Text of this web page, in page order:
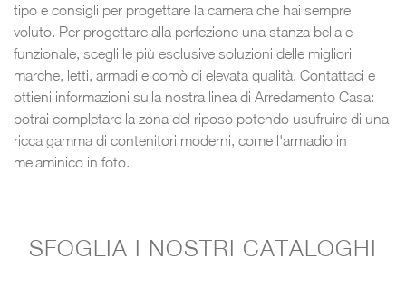
tipo e consigli per progettare la camera che hai sempre
voluto. Per progettare alla perfezione una stanza bella e
funzionale, scegli le più esclusive soluzioni delle migliori
marche, letti, armadi e comò di elevata qualità. Contattaci e
ottieni informazioni sulla nostra linea di Arredamento Casa:
potrai completare la zona del riposo potendo usufruire di una
ricca gamma di contenitori moderni, come l'armadio in
melaminico in foto.
SFOGLIA I NOSTRI CATALOGHI